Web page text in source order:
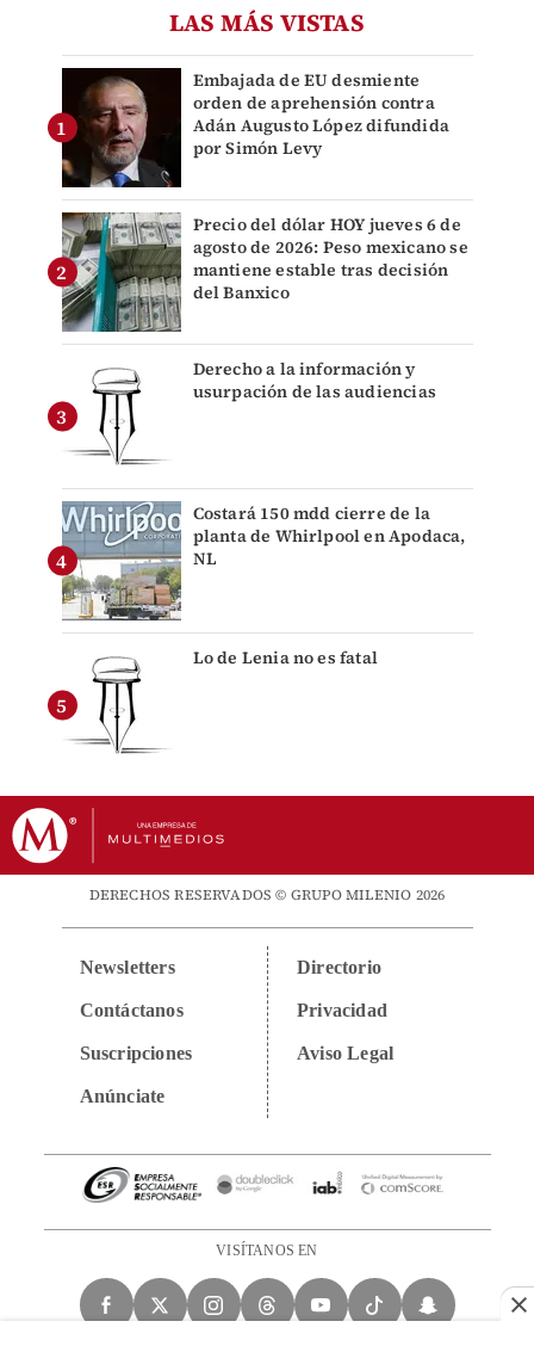
LAS MÁS VISTAS
Embajada de EU desmiente
orden de aprehensión contra
Adán Augusto López difundida
por Simón Levy
Precio del dólar HOY jueves 6 de
agosto de 2026: Peso mexicano se
mantiene estable tras decisión
del Banxico
Derecho a la información y
usurpación de las audiencias
Costará 150 mdd cierre de la
planta de Whirlpool en Apodaca,
NL
Lo de Lenia no es fatal
DERECHOS RESERVADOS © GRUPO MILENIO 2026
Newsletters
Contáctanos
Suscripciones
Anúnciate
Directorio
Privacidad
Aviso Legal
VISÍTANOS EN